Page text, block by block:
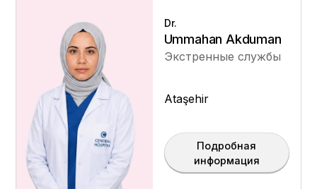
Dr.
Ummahan Akduman
Экстренные службы
Ataşehir
Подробная
информация